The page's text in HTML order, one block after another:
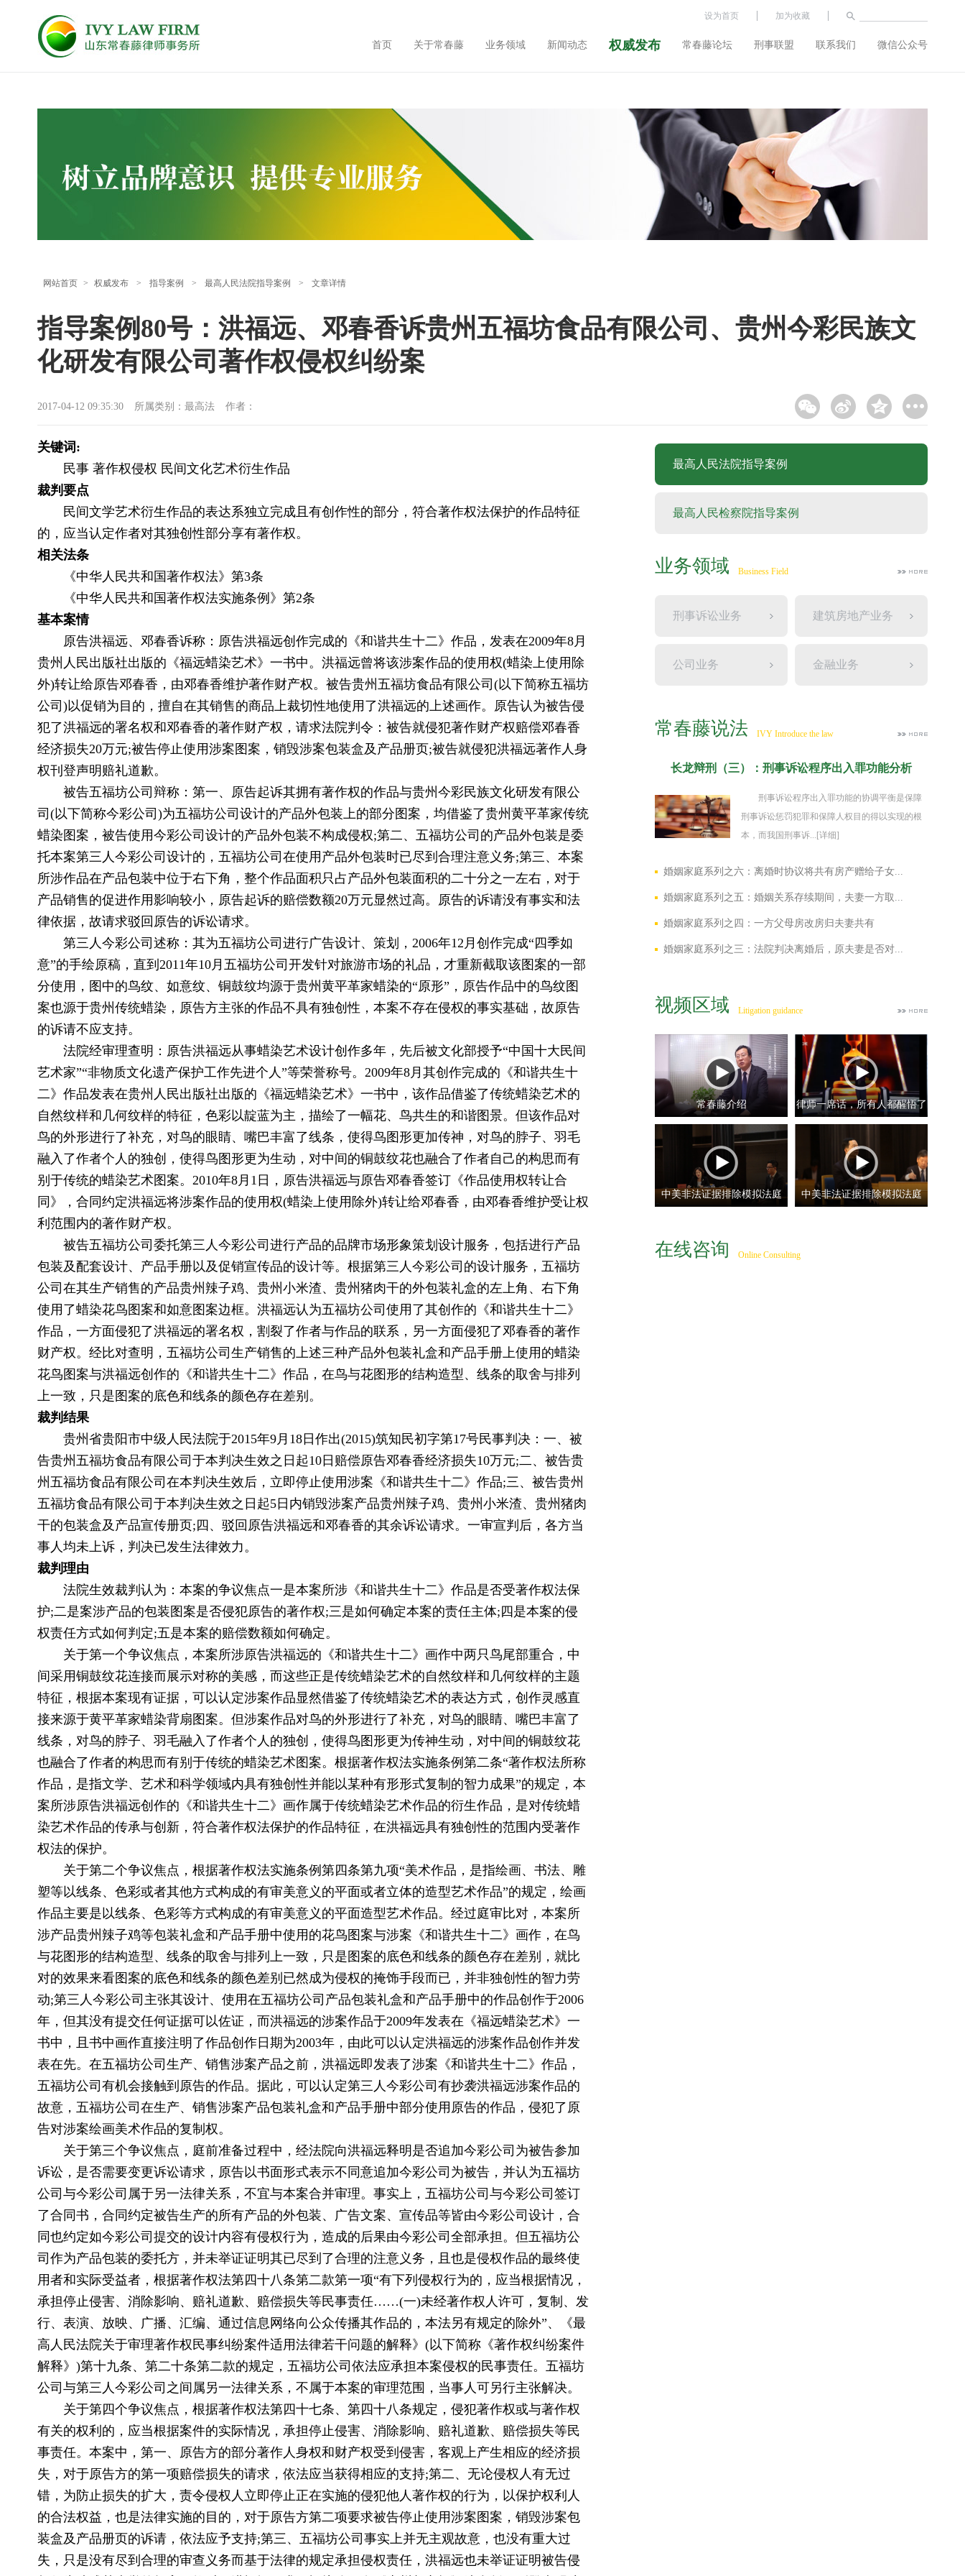
加为收藏
设为首页
首页 关于常春藤 业务领域 新闻动态 权威发布 常春藤论坛 刑事联盟 联系我们 微信公众号
网站首页 > 权威发布 > 指导案例 > 最高人民法院指导案例 > 文章详情
指导案例80号：洪福远、邓春香诉贵州五福坊食品有限公司、贵州今彩民族文
化研发有限公司著作权侵权纠纷案
2017-04-12 09:35:30 所属类别：最高法 作者：
关键词:
民事 著作权侵权 民间文化艺术衍生作品
裁判要点
民间文学艺术衍生作品的表达系独立完成且有创作性的部分，符合著作权法保护的作品特征
的，应当认定作者对其独创性部分享有著作权。
相关法条
《中华人民共和国著作权法》第3条
《中华人民共和国著作权法实施条例》第2条
基本案情
原告洪福远、邓春香诉称：原告洪福远创作完成的《和谐共生十二》作品，发表在2009年8月
贵州人民出版社出版的《福远蜡染艺术》一书中。洪福远曾将该涉案作品的使用权(蜡染上使用除
外)转让给原告邓春香，由邓春香维护著作财产权。被告贵州五福坊食品有限公司(以下简称五福坊
公司)以促销为目的，擅自在其销售的商品上裁切性地使用了洪福远的上述画作。原告认为被告侵
犯了洪福远的署名权和邓春香的著作财产权，请求法院判令：被告就侵犯著作财产权赔偿邓春香
经济损失20万元;被告停止使用涉案图案，销毁涉案包装盒及产品册页;被告就侵犯洪福远著作人身
权刊登声明赔礼道歉。
被告五福坊公司辩称：第一、原告起诉其拥有著作权的作品与贵州今彩民族文化研发有限公
司(以下简称今彩公司)为五福坊公司设计的产品外包装上的部分图案，均借鉴了贵州黄平革家传统
蜡染图案，被告使用今彩公司设计的产品外包装不构成侵权;第二、五福坊公司的产品外包装是委
托本案第三人今彩公司设计的，五福坊公司在使用产品外包装时已尽到合理注意义务;第三、本案
所涉作品在产品包装中位于右下角，整个作品面积只占产品外包装面积的二十分之一左右，对于
产品销售的促进作用影响较小，原告起诉的赔偿数额20万元显然过高。原告的诉请没有事实和法
律依据，故请求驳回原告的诉讼请求。
第三人今彩公司述称：其为五福坊公司进行广告设计、策划，2006年12月创作完成“四季如
意”的手绘原稿，直到2011年10月五福坊公司开发针对旅游市场的礼品，才重新截取该图案的一部
分使用，图中的鸟纹、如意纹、铜鼓纹均源于贵州黄平革家蜡染的“原形”，原告作品中的鸟纹图
案也源于贵州传统蜡染，原告方主张的作品不具有独创性，本案不存在侵权的事实基础，故原告
的诉请不应支持。
法院经审理查明：原告洪福远从事蜡染艺术设计创作多年，先后被文化部授予“中国十大民间
艺术家”“非物质文化遗产保护工作先进个人”等荣誉称号。2009年8月其创作完成的《和谐共生十
二》作品发表在贵州人民出版社出版的《福远蜡染艺术》一书中，该作品借鉴了传统蜡染艺术的
自然纹样和几何纹样的特征，色彩以靛蓝为主，描绘了一幅花、鸟共生的和谐图景。但该作品对
鸟的外形进行了补充，对鸟的眼睛、嘴巴丰富了线条，使得鸟图形更加传神，对鸟的脖子、羽毛
融入了作者个人的独创，使得鸟图形更为生动，对中间的铜鼓纹花也融合了作者自己的构思而有
别于传统的蜡染艺术图案。2010年8月1日，原告洪福远与原告邓春香签订《作品使用权转让合
同》，合同约定洪福远将涉案作品的使用权(蜡染上使用除外)转让给邓春香，由邓春香维护受让权
利范围内的著作财产权。
被告五福坊公司委托第三人今彩公司进行产品的品牌市场形象策划设计服务，包括进行产品
包装及配套设计、产品手册以及促销宣传品的设计等。根据第三人今彩公司的设计服务，五福坊
公司在其生产销售的产品贵州辣子鸡、贵州小米渣、贵州猪肉干的外包装礼盒的左上角、右下角
使用了蜡染花鸟图案和如意图案边框。洪福远认为五福坊公司使用了其创作的《和谐共生十二》
作品，一方面侵犯了洪福远的署名权，割裂了作者与作品的联系，另一方面侵犯了邓春香的著作
财产权。经比对查明，五福坊公司生产销售的上述三种产品外包装礼盒和产品手册上使用的蜡染
花鸟图案与洪福远创作的《和谐共生十二》作品，在鸟与花图形的结构造型、线条的取舍与排列
上一致，只是图案的底色和线条的颜色存在差别。
裁判结果
贵州省贵阳市中级人民法院于2015年9月18日作出(2015)筑知民初字第17号民事判决：一、被
告贵州五福坊食品有限公司于本判决生效之日起10日赔偿原告邓春香经济损失10万元;二、被告贵
州五福坊食品有限公司在本判决生效后，立即停止使用涉案《和谐共生十二》作品;三、被告贵州
五福坊食品有限公司于本判决生效之日起5日内销毁涉案产品贵州辣子鸡、贵州小米渣、贵州猪肉
干的包装盒及产品宣传册页;四、驳回原告洪福远和邓春香的其余诉讼请求。一审宣判后，各方当
事人均未上诉，判决已发生法律效力。
裁判理由
法院生效裁判认为：本案的争议焦点一是本案所涉《和谐共生十二》作品是否受著作权法保
护;二是案涉产品的包装图案是否侵犯原告的著作权;三是如何确定本案的责任主体;四是本案的侵
权责任方式如何判定;五是本案的赔偿数额如何确定。
关于第一个争议焦点，本案所涉原告洪福远的《和谐共生十二》画作中两只鸟尾部重合，中
间采用铜鼓纹花连接而展示对称的美感，而这些正是传统蜡染艺术的自然纹样和几何纹样的主题
特征，根据本案现有证据，可以认定涉案作品显然借鉴了传统蜡染艺术的表达方式，创作灵感直
接来源于黄平革家蜡染背扇图案。但涉案作品对鸟的外形进行了补充，对鸟的眼睛、嘴巴丰富了
线条，对鸟的脖子、羽毛融入了作者个人的独创，使得鸟图形更为传神生动，对中间的铜鼓纹花
也融合了作者的构思而有别于传统的蜡染艺术图案。根据著作权法实施条例第二条“著作权法所称
作品，是指文学、艺术和科学领域内具有独创性并能以某种有形形式复制的智力成果”的规定，本
案所涉原告洪福远创作的《和谐共生十二》画作属于传统蜡染艺术作品的衍生作品，是对传统蜡
染艺术作品的传承与创新，符合著作权法保护的作品特征，在洪福远具有独创性的范围内受著作
权法的保护。
关于第二个争议焦点，根据著作权法实施条例第四条第九项“美术作品，是指绘画、书法、雕
塑等以线条、色彩或者其他方式构成的有审美意义的平面或者立体的造型艺术作品”的规定，绘画
作品主要是以线条、色彩等方式构成的有审美意义的平面造型艺术作品。经过庭审比对，本案所
涉产品贵州辣子鸡等包装礼盒和产品手册中使用的花鸟图案与涉案《和谐共生十二》画作，在鸟
与花图形的结构造型、线条的取舍与排列上一致，只是图案的底色和线条的颜色存在差别，就比
对的效果来看图案的底色和线条的颜色差别已然成为侵权的掩饰手段而已，并非独创性的智力劳
动;第三人今彩公司主张其设计、使用在五福坊公司产品包装礼盒和产品手册中的作品创作于2006
年，但其没有提交任何证据可以佐证，而洪福远的涉案作品于2009年发表在《福远蜡染艺术》一
书中，且书中画作直接注明了作品创作日期为2003年，由此可以认定洪福远的涉案作品创作并发
表在先。在五福坊公司生产、销售涉案产品之前，洪福远即发表了涉案《和谐共生十二》作品，
五福坊公司有机会接触到原告的作品。据此，可以认定第三人今彩公司有抄袭洪福远涉案作品的
故意，五福坊公司在生产、销售涉案产品包装礼盒和产品手册中部分使用原告的作品，侵犯了原
告对涉案绘画美术作品的复制权。
关于第三个争议焦点，庭前准备过程中，经法院向洪福远释明是否追加今彩公司为被告参加
诉讼，是否需要变更诉讼请求，原告以书面形式表示不同意追加今彩公司为被告，并认为五福坊
公司与今彩公司属于另一法律关系，不宜与本案合并审理。事实上，五福坊公司与今彩公司签订
了合同书，合同约定被告生产的所有产品的外包装、广告文案、宣传品等皆由今彩公司设计，合
同也约定如今彩公司提交的设计内容有侵权行为，造成的后果由今彩公司全部承担。但五福坊公
司作为产品包装的委托方，并未举证证明其已尽到了合理的注意义务，且也是侵权作品的最终使
用者和实际受益者，根据著作权法第四十八条第二款第一项“有下列侵权行为的，应当根据情况，
承担停止侵害、消除影响、赔礼道歉、赔偿损失等民事责任……(一)未经著作权人许可，复制、发
行、表演、放映、广播、汇编、通过信息网络向公众传播其作品的，本法另有规定的除外”、《最
高人民法院关于审理著作权民事纠纷案件适用法律若干问题的解释》(以下简称《著作权纠纷案件
解释》)第十九条、第二十条第二款的规定，五福坊公司依法应承担本案侵权的民事责任。五福坊
公司与第三人今彩公司之间属另一法律关系，不属于本案的审理范围，当事人可另行主张解决。
关于第四个争议焦点，根据著作权法第四十七条、第四十八条规定，侵犯著作权或与著作权
有关的权利的，应当根据案件的实际情况，承担停止侵害、消除影响、赔礼道歉、赔偿损失等民
事责任。本案中，第一、原告方的部分著作人身权和财产权受到侵害，客观上产生相应的经济损
失，对于原告方的第一项赔偿损失的请求，依法应当获得相应的支持;第二、无论侵权人有无过
错，为防止损失的扩大，责令侵权人立即停止正在实施的侵犯他人著作权的行为，以保护权利人
的合法权益，也是法律实施的目的，对于原告方第二项要求被告停止使用涉案图案，销毁涉案包
装盒及产品册页的诉请，依法应予支持;第三、五福坊公司事实上并无主观故意，也没有重大过
失，只是没有尽到合理的审查义务而基于法律的规定承担侵权责任，洪福远也未举证证明被告侵
最高人民法院指导案例
最高人民检察院指导案例
业务领域 Business Field
刑事诉讼业务 建筑房地产业务
公司业务 金融业务
常春藤说法 IVY Introduce the law
长龙辩刑（三）：刑事诉讼程序出入罪功能分析
刑事诉讼程序出入罪功能的协调平衡是保障
刑事诉讼惩罚犯罪和保障人权目的得以实现的根
本，而我国刑事诉... [详细]
婚姻家庭系列之六：离婚时协议将共有房产赠给子女...
婚姻家庭系列之五：婚姻关系存续期间，夫妻一方取...
婚姻家庭系列之四：一方父母房改房归夫妻共有
婚姻家庭系列之三：法院判决离婚后，原夫妻是否对...
视频区域 Litigation guidance
常春藤介绍 律师一席话，所有人都醒悟了
中美非法证据排除模拟法庭 中美非法证据排除模拟法庭
在线咨询 Online Consulting